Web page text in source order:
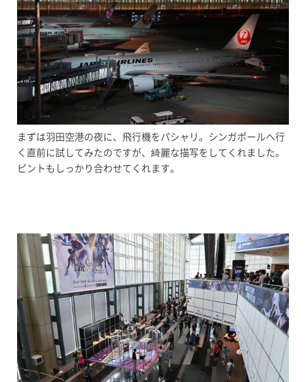
まずは羽田空港の夜に、飛行機をパシャリ。シンガポールへ行
く直前に試してみたのですが、綺麗な描写をしてくれました。
ピントもしっかり合わせてくれます。